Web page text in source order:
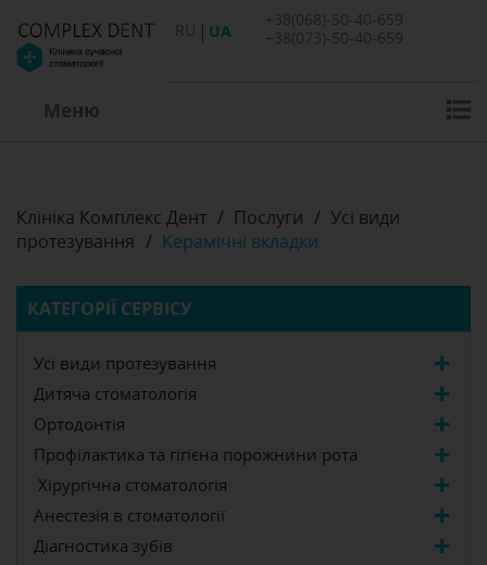
RU UA
+38(068)-50-40-659
+38(073)-50-40-659
Меню
Клініка Комплекс Дент / Послуги / Усі види
протезування / Керамічні вкладки
КАТЕГОРІЇ СЕРВІСУ
Усі види протезування
Дитяча стоматологія
Ортодонтія
Профілактика та гігієна порожнини рота
Хірургічна стоматологія
Анестезія в стоматології
Діагностика зубів